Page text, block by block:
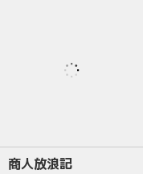
商人放浪記